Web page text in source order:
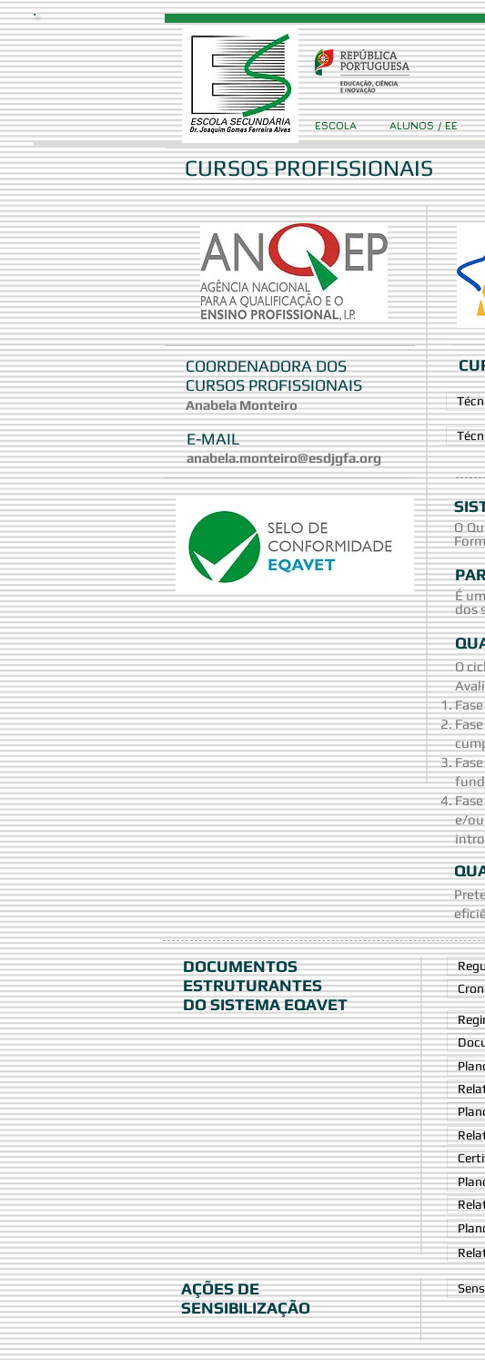
CURSOS PROFISSIONAIS
COORDENADORA DOS
CURSOS PROFISSIONAIS
Anabela Monteiro
E-MAIL
anabela.monteiro@esdjgfa.org
O
É
dos
O
e/
DOCUMENTOS
ESTRUTURANTES
DO SISTEMA EQAVET
AÇÕES DE
SENSIBILIZAÇÃO
ESCOLA ALUNOS / EE